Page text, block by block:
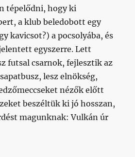
tépelődni, hogy ki
a klub beledobott egy
kavicsot?) a pocsolyába, és
egyszerre. Lett
futsal csarnok, fejlesztik az
lesz elnökség,
nézők előtt
beszéltük ki jó hosszan,
magunknak: Vulkán úr
futsal csarnok, akadémiai